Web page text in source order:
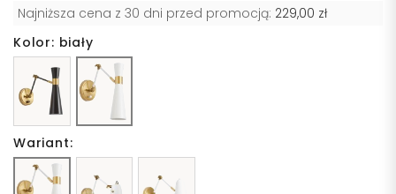
Najniższa cena z 30 dni przed promocją: 229,00 zł
Kolor: biały
Wariant: